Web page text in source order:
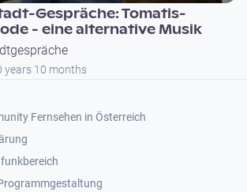
Gespräche: Tomatis-
- eine alternative Musik
years 10 months
Fernsehen in Österreich